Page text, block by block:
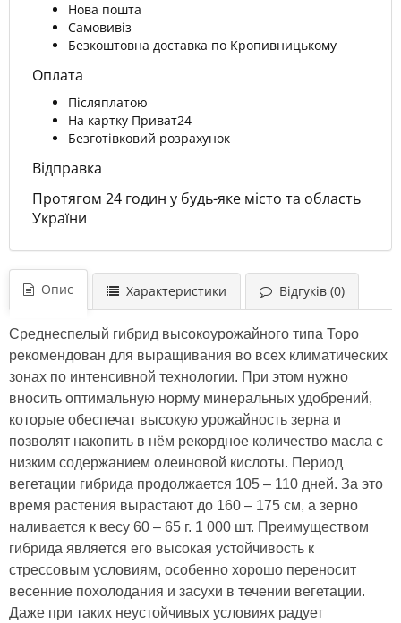
Нова пошта
Самовивіз
Безкоштовна доставка по Кропивницькому
Оплата
Післяплатою
На картку Приват24
Безготівковий розрахунок
Відправка
Протягом 24 годин у будь-яке місто та область
України
Опис Характеристики Відгуків (0)
Среднеспелый гибрид высокоурожайного типа Торо
рекомендован для выращивания во всех климатических
зонах по интенсивной технологии. При этом нужно
вносить оптимальную норму минеральных удобрений,
которые обеспечат высокую урожайность зерна и
позволят накопить в нём рекордное количество масла с
низким содержанием олеиновой кислоты. Период
вегетации гибрида продолжается 105 – 110 дней. За это
время растения вырастают до 160 – 175 см, а зерно
наливается к весу 60 – 65 г. 1 000 шт. Преимуществом
гибрида является его высокая устойчивость к
стрессовым условиям, особенно хорошо переносит
весенние похолодания и засухи в течении вегетации.
Даже при таких неустойчивых условиях радует